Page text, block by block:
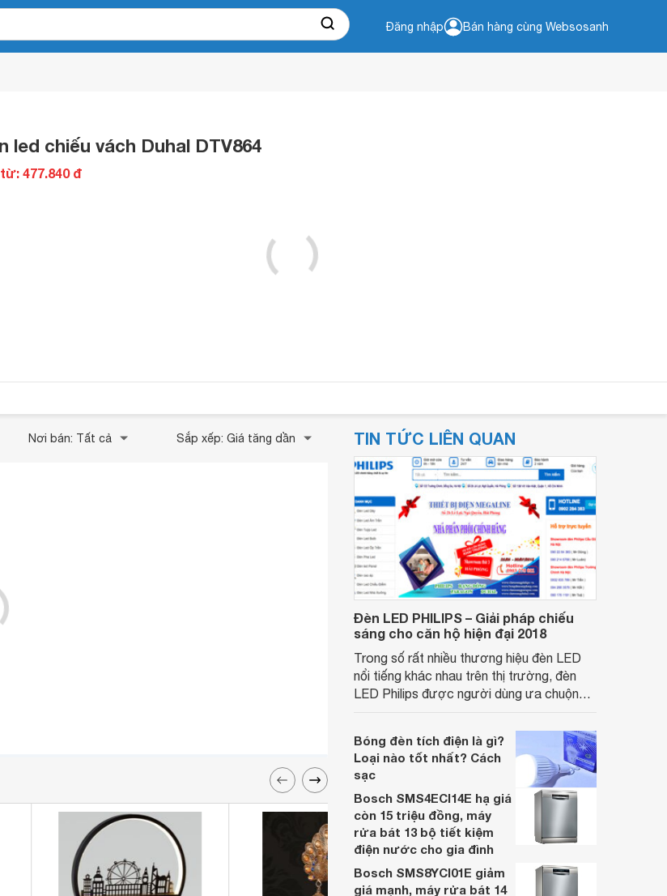
Đăng nhập Bán hàng cùng Websosanh
led chiếu vách Duhal DTV864
477.840 đ
Nơi bán: Tất cả Sắp xếp: Giá tăng dần TIN TỨC LIÊN QUAN
Đèn LED PHILIPS – Giải pháp chiếu
sáng cho căn hộ hiện đại 2018
Trong số rất nhiều thương hiệu đèn LED
nổi tiếng khác nhau trên thị trường, đèn
LED Philips được người dùng ưa chuộng
dòng sản phẩm của thương hiệu, mà
chúng còn có một thiết kế hết sức sang
trọng, mẫu mã đa dạng, tuổi thọ sử dụng
cao và một giá thành phải chăng
Bóng đèn tích điện là gì?
Loại nào tốt nhất? Cách
sạc
Bosch SMS4ECI14E hạ giá
còn 15 triệu đồng, máy
rửa bát 13 bộ tiết kiệm
điện nước cho gia đình
Bosch SMS8YCI01E giảm
giá mạnh, máy rửa bát 14